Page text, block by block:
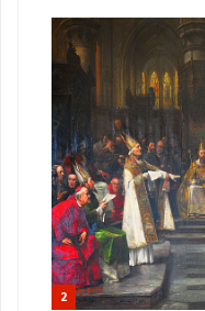
2